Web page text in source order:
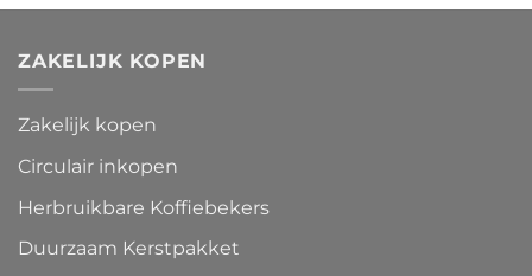
ZAKELIJK KOPEN
Zakelijk kopen
Circulair inkopen
Herbruikbare Koffiebekers
Duurzaam Kerstpakket